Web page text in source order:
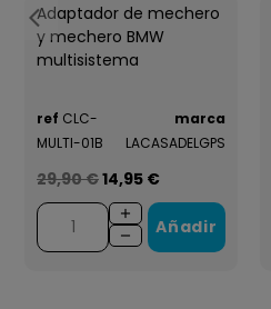
Adaptador de mechero
y mechero BMW
multisistema
ref CLC-
MULTI-01B
marca
LACASADELGPS
29,90 €14,95 €
Añadir